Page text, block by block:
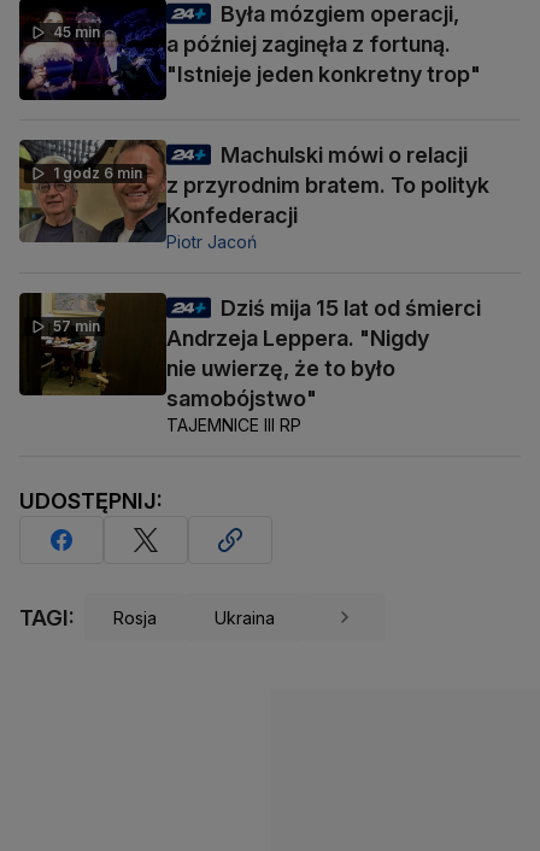
45 min
Była mózgiem operacji,
a później zaginęła z fortuną.
"Istnieje jeden konkretny trop"
1 godz 6 min
Machulski mówi o relacji
z przyrodnim bratem. To polityk
Konfederacji
Piotr Jacoń
57 min
Dziś mija 15 lat od śmierci
Andrzeja Leppera. "Nigdy
nie uwierzę, że to było
samobójstwo"
TAJEMNICE III RP
UDOSTĘPNIJ:
TAGI: Rosja Ukraina